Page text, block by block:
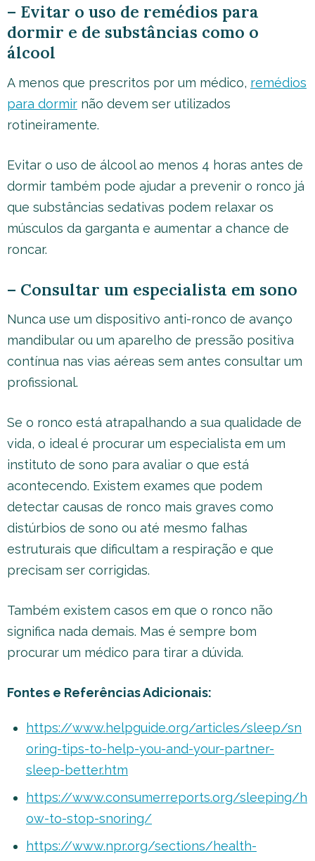
– Evitar o uso de remédios para
dormir e de substâncias como o
álcool
A menos que prescritos por um médico, remédios
para dormir não devem ser utilizados
rotineiramente.
Evitar o uso de álcool ao menos 4 horas antes de
dormir também pode ajudar a prevenir o ronco já
que substâncias sedativas podem relaxar os
músculos da garganta e aumentar a chance de
roncar.
– Consultar um especialista em sono
Nunca use um dispositivo anti-ronco de avanço
mandibular ou um aparelho de pressão positiva
contínua nas vias aéreas sem antes consultar um
profissional.
Se o ronco está atrapalhando a sua qualidade de
vida, o ideal é procurar um especialista em um
instituto de sono para avaliar o que está
acontecendo. Existem exames que podem
detectar causas de ronco mais graves como
distúrbios de sono ou até mesmo falhas
estruturais que dificultam a respiração e que
precisam ser corrigidas.
Também existem casos em que o ronco não
significa nada demais. Mas é sempre bom
procurar um médico para tirar a dúvida.
Fontes e Referências Adicionais:
https://www.helpguide.org/articles/sleep/sn
oring-tips-to-help-you-and-your-partner-
sleep-better.htm
https://www.consumerreports.org/sleeping/h
ow-to-stop-snoring/
https://www.npr.org/sections/health-